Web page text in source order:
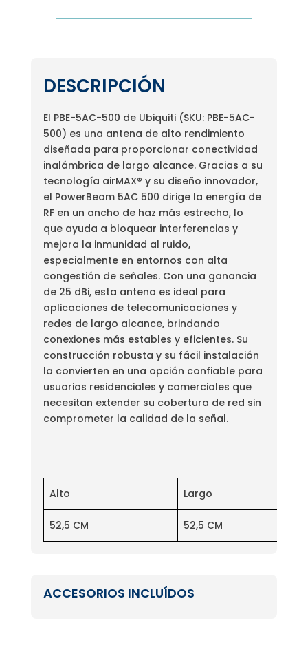
DESCRIPCIÓN
El PBE-5AC-500 de Ubiquiti (SKU: PBE-5AC-
500) es una antena de alto rendimiento
diseñada para proporcionar conectividad
inalámbrica de largo alcance. Gracias a su
tecnología airMAX® y su diseño innovador,
el PowerBeam 5AC 500 dirige la energía de
RF en un ancho de haz más estrecho, lo
que ayuda a bloquear interferencias y
mejora la inmunidad al ruido,
especialmente en entornos con alta
congestión de señales. Con una ganancia
de 25 dBi, esta antena es ideal para
aplicaciones de telecomunicaciones y
redes de largo alcance, brindando
conexiones más estables y eficientes. Su
construcción robusta y su fácil instalación
la convierten en una opción confiable para
usuarios residenciales y comerciales que
necesitan extender su cobertura de red sin
comprometer la calidad de la señal.
Alto Largo
52,5 CM 52,5 CM
ACCESORIOS INCLUÍDOS